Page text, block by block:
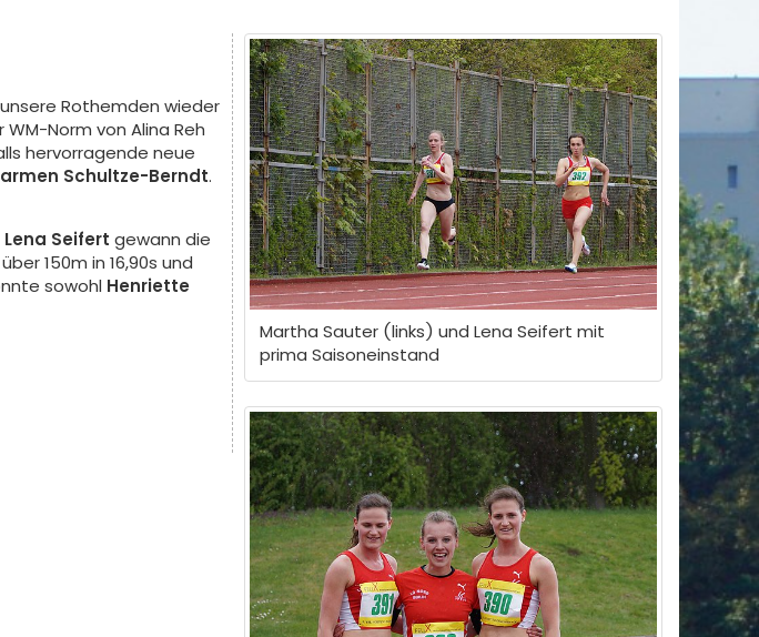
Rothemden wieder
WM-Norm von Alina Reh
hervorragende neue
Schultze-Berndt.
Lena Seifert gewann die
150m in 16,90s und
sowohl Henriette
Martha Sauter (links) und Lena Seifert mit
prima Saisoneinstand